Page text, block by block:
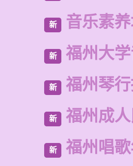
新 音乐素
新 福州大
新 福州琴
新 福州成
新 福州唱